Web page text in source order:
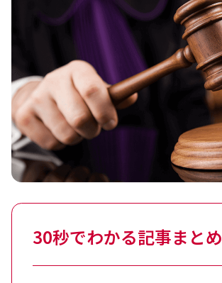
30秒でわかる記事まとめ